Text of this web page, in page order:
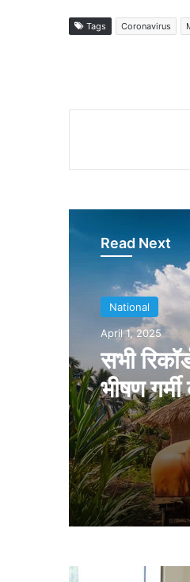
Tags Coronavirus
Read Next
National
April 1, 2025
सभी
भीषण
जारी किया